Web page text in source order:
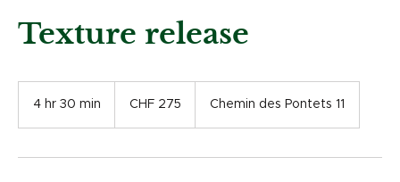
Texture release
4 hr 30 min
3
francsCHF 275 Chemin des Pontets 11